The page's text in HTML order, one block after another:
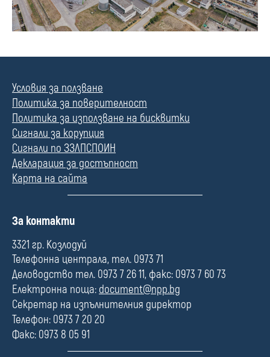
Условия за ползване
Политика за поверителност
Политика за използване на бисквитки
Сигнали за корупция
Сигнали по ЗЗЛПСПОИН
Декларация за достъпност
Карта на сайта
П
л
е
За контакти
3321 гр. Козлодуй
Телефонна централа, тел. 0973 71
Деловодство тел. 0973 7 26 11, факс: 0973 7 60 73
Електронна поща: document@npp.bg
Секретар на изпълнителния директор
Телефон: 0973 7 20 20
Факс: 0973 8 05 91